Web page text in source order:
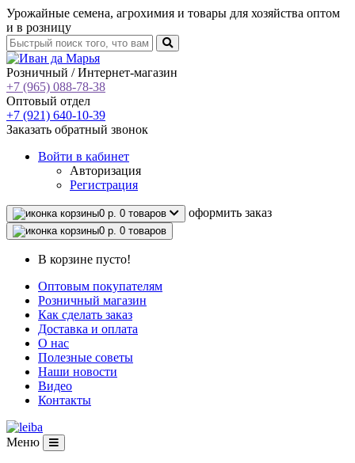
Урожайные семена, агрохимия и товары для хозяйства оптом
и в розницу
Розничный / Интернет-магазин
+7 (965) 088-78-38
Оптовый отдел
+7 (921) 640-10-39
Заказать обратный звонок
Войти в кабинет
Авторизация
Регистрация
0 р. 0 товаров oформить заказ
0 р. 0 товаров
В корзине пусто!
Оптовым покупателям
Розничный магазин
Как сделать заказ
Доставка и оплата
О нас
Полезные советы
Наши новости
Видео
Контакты
Меню